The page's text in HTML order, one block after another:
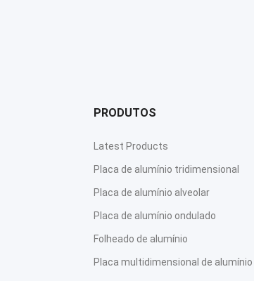
PRODUTOS
Latest Products
Placa de alumínio tridimensional
Placa de alumínio alveolar
Placa de alumínio ondulado
Folheado de alumínio
Placa multidimensional de alumínio